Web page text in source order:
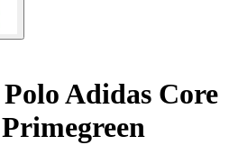
Polo Adidas Core